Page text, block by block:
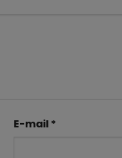
E-mail *